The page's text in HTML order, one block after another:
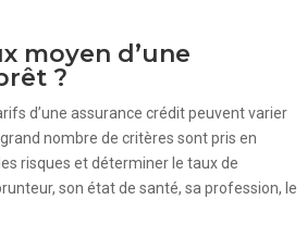
moyen d’une
?
d’une assurance crédit peuvent varier
grand nombre de critères sont pris en
risques et déterminer le taux de
son état de santé, sa profession, le